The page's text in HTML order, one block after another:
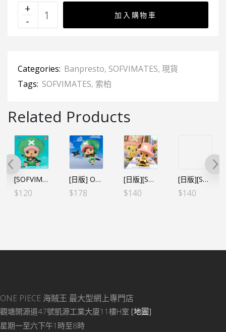
加入購物車
Categories: Banpresto, SOFVIMATES, 現貨
Tags: SOFVIMATES, 索柏
Related Products
[SOFVIMATES] 海賊王 索柏衛門 (行)
$120
[日版] ONE PIECE FiguartsZERO 索柏衛門
$178
[日版][SOFVIMATES] 海賊王 索柏 兩年前ver.（日）
$140
[日版][SOFVIMATES] 海賊王 跑得快（日）
$140
ONE PIECE 海賊王 最大型網上專門店
觀塘開源道47號凱源工業大廈11樓H室 [地圖]
星期一至六下午1時至8時